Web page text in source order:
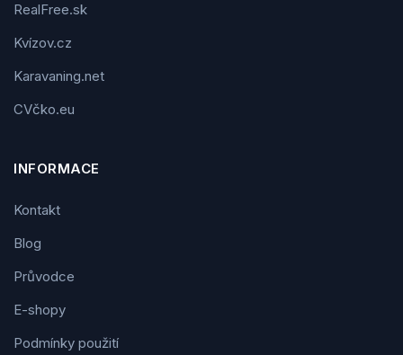
RealFree.sk
Kvízov.cz
Karavaning.net
CVčko.eu
INFORMACE
Kontakt
Blog
Průvodce
E-shopy
Podmínky použití